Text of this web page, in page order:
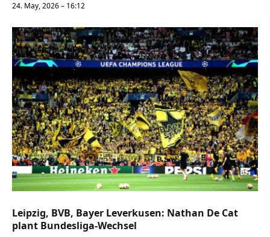
24. May, 2026 – 16:12
Leipzig, BVB, Bayer Leverkusen: Nathan De Cat
plant Bundesliga-Wechsel